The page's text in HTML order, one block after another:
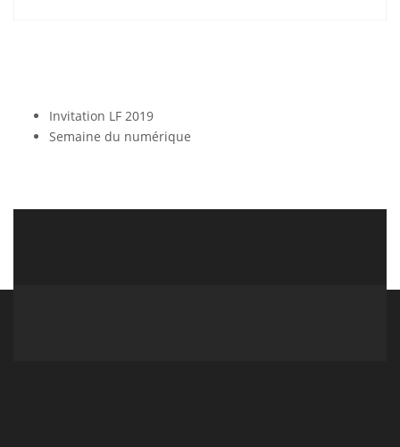
Invitation LF 2019
Semaine du numérique